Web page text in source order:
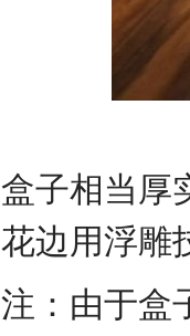
盒子相当厚
花边用浮雕
注：由于盒